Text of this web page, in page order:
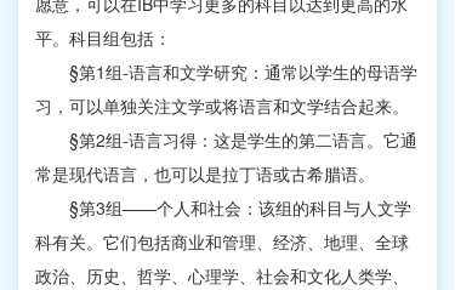
平。科目组包括：
§第1组-语言和文学研究：通常以学生的母语学
习，可以单独关注文学或将语言和文学结合起来。
§第2组-语言习得：这是学生的第二语言。它通
常是现代语言，也可以是拉丁语或古希腊语。
§第3组——个人和社会：该组的科目与人文学
科有关。它们包括商业和管理、经济、地理、全球
政治、历史、哲学、心理学、社会和文化人类学、